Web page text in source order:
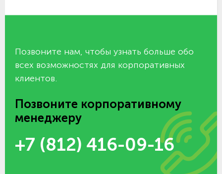
Позвоните нам, чтобы узнать больше обо
всех возможностях для корпоративных
клиентов.
Позвоните корпоративному
менеджеру
+7 (812) 416-09-16